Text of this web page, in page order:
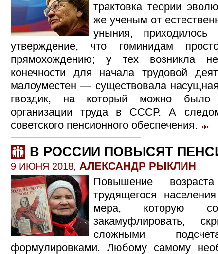
трактовка теории
же ученым от
уныния,
утверждение, что гоминидам
прямохождению; у тех возникла
конечности для начала трудовой
малоуместен — существовала
гвоздик, на который можно было
организации труда в СССР. А
советского пенсионного обеспечения.
В РОССИИ ПОВЫСЯТ
9 ИЮНЯ 2018, АЛЕКСАНДР РЫКЛИН
Повышение
трудящегося
мера, которую
закамуфлировать,
сложными
формулировками. Любому самому